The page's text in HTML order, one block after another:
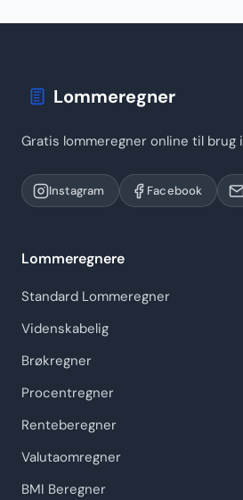
Lommeregner
Gratis lommeregner online til brug
Instagram Facebook
Lommeregnere
Standard Lommeregner
Videnskabelig
Brøkregner
Procentregner
Renteberegner
Valutaomregner
BMI Beregner